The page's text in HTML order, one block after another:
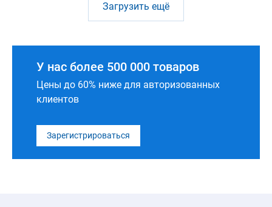
Загрузить ещё
У нас более 500 000 товаров
Цены до 60% ниже для авторизованных
клиентов
Зарегистрироваться